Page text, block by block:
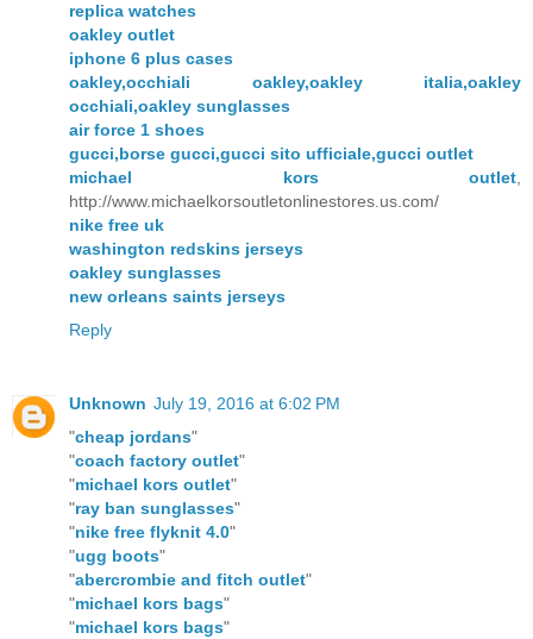
replica watches
oakley outlet
iphone 6 plus cases
oakley,occhiali oakley,oakley italia,oakley
occhiali,oakley sunglasses
air force 1 shoes
gucci,borse gucci,gucci sito ufficiale,gucci outlet
michael kors outlet,
http://www.michaelkorsoutletonlinestores.us.com/
nike free uk
washington redskins jerseys
oakley sunglasses
new orleans saints jerseys
Reply
Unknown July 19, 2016 at 6:02 PM
"cheap jordans"
"coach factory outlet"
"michael kors outlet"
"ray ban sunglasses"
"nike free flyknit 4.0"
"ugg boots"
"abercrombie and fitch outlet"
"michael kors bags"
"michael kors bags"